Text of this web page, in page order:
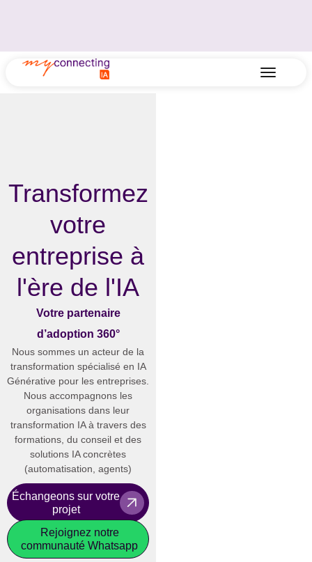
Transformez
votre
entreprise à
l'ère de l'IA
Votre partenaire
d’adoption 360°
Nous sommes un acteur de la
transformation spécialisé en IA
Générative pour les entreprises.
Nous accompagnons les
organisations dans leur
transformation IA à travers des
formations, du conseil et des
solutions IA concrètes
(automatisation, agents)
Échangeons sur votre
projet
Rejoignez notre
communauté Whatsapp